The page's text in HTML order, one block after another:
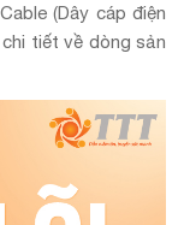
(Dây cáp điện
tiết về dòng sản